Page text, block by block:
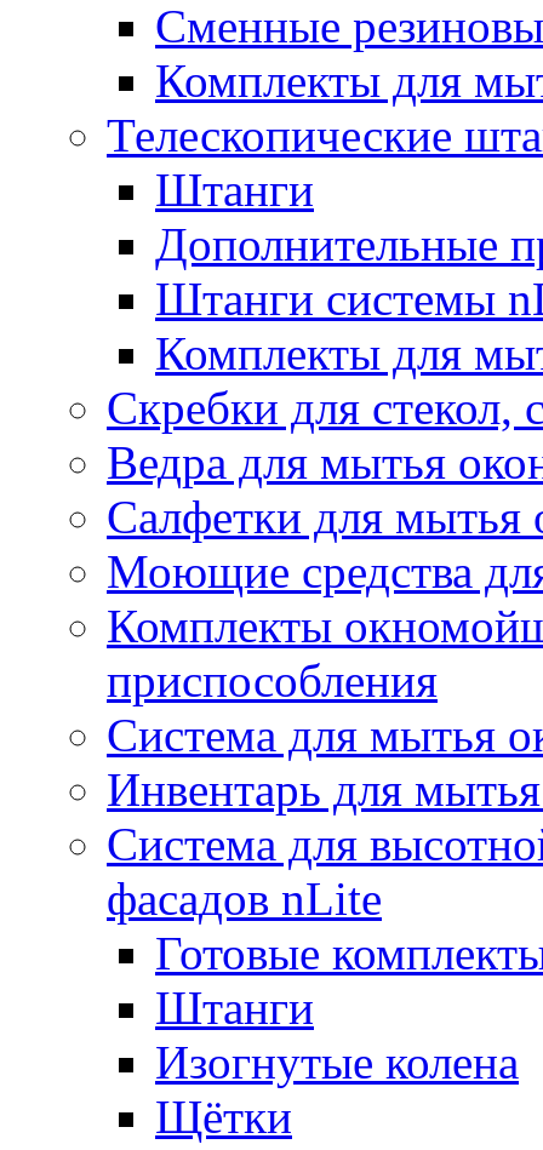
Сменные
Комплекты для
Телескопические
Штанги
Дополнительные
Штанги системы
Комплекты для
Скребки для стекол,
Ведра для мытья
Салфетки для мытья
Моющие средства
Комплекты
приспособления
Система для мытья
Инвентарь для
Система для
фасадов nLite
Готовые
Штанги
Изогнутые колена
Щётки